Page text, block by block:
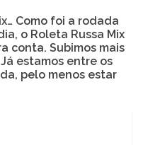
Como foi a rodada
o Roleta Russa Mix
conta. Subimos mais
estamos entre os
pelo menos estar